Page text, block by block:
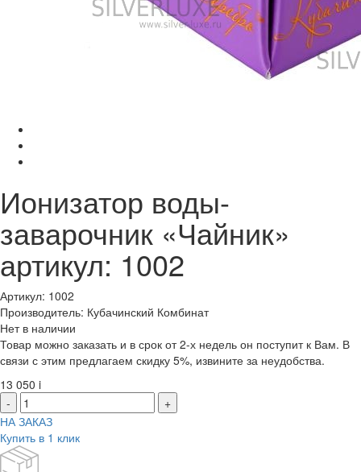
Ионизатор воды-
заварочник «Чайник»
артикул: 1002
Артикул: 1002
Производитель: Кубачинский Комбинат
Нет в наличии
Товар можно заказать и в срок от 2-х недель он поступит к Вам. В
связи с этим предлагаем скидку 5%, извините за неудобства.
13 050 i
-
+
НА ЗАКАЗ
Купить в 1 клик